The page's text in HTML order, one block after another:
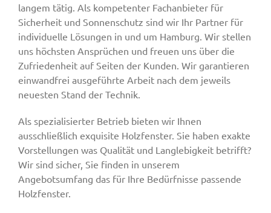
Tore
Smart Home
Jobs
Kontakt
langem tätig. Als kompetenter Fachanbieter für
Sicherheit und Sonnenschutz sind wir Ihr Partner für
individuelle Lösungen in und um Hamburg. Wir stellen
uns höchsten Ansprüchen und freuen uns über die
Zufriedenheit auf Seiten der Kunden. Wir garantieren
einwandfrei ausgeführte Arbeit nach dem jeweils
neuesten Stand der Technik.
Als spezialisierter Betrieb bieten wir Ihnen
ausschließlich exquisite Holzfenster. Sie haben exakte
Vorstellungen was Qualität und Langlebigkeit betrifft?
Wir sind sicher, Sie finden in unserem
Angebotsumfang das für Ihre Bedürfnisse passende
Holzfenster.